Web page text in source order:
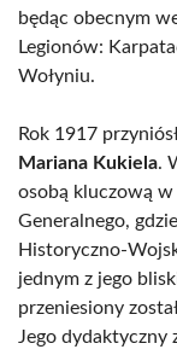
będąc obecnym
Legionów:
Wołyniu.
Rok 1917
Mariana Kukiela.
osobą kluczową
Generalnego,
Historyczno-
jednym z jego
przeniesiony
Jego dydaktyczny